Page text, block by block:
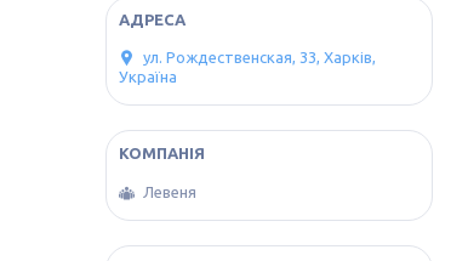
ул. Рождественская, 33, Харків,
Україна
Левеня